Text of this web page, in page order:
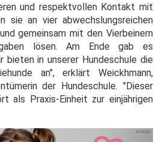
und respektvollen Kontakt mit
sie an vier abwechslungsreichen
gemeinsam mit den Vierbeinern
lösen. Am Ende gab es
bieten in unserer Hundeschule die
an", erklärt Weickhmann,
der Hundeschule. "Dieser
als Praxis-Einheit zur einjährigen